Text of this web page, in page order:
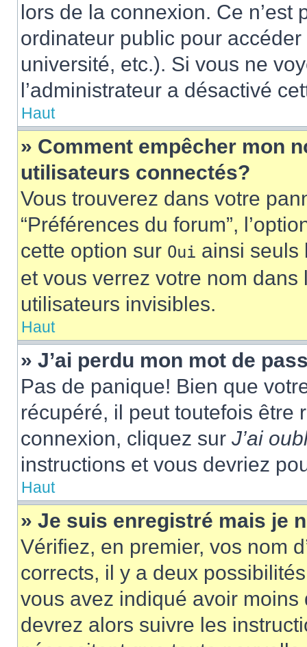
lors de la connexion. Ce
ordinateur public pour
université, etc.). Si vous ne
l’administrateur a désactivé
Haut
» Comment empêcher mon
utilisateurs connectés?
Vous trouverez dans votre
“Préférences du forum”,
cette option sur Oui ainsi seuls
et vous verrez votre nom
utilisateurs invisibles.
Haut
» J’ai perdu mon mot de
Pas de panique! Bien que
récupéré, il peut toutefois être
connexion, cliquez sur J’ai
instructions et vous devriez
Haut
» Je suis enregistré mais je
Vérifiez, en premier, vos nom
corrects, il y a deux
vous avez indiqué avoir moins
devrez alors suivre les